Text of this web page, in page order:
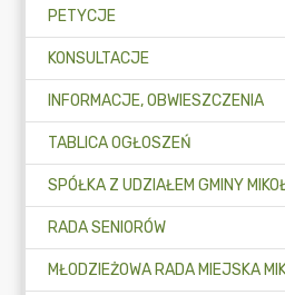
PETYCJE
KONSULTACJE
INFORMACJE, OBWIESZCZENIA
TABLICA OGŁOSZEŃ
SPÓŁKA Z UDZIAŁEM GMINY
RADA SENIORÓW